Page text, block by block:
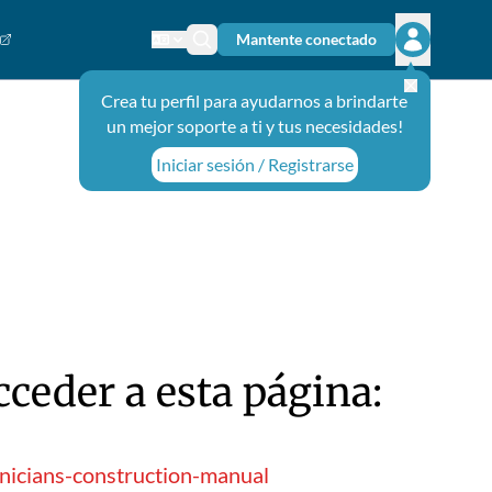
Cambiar el idioma
Ícono de búsqueda
Mantente conectado
Abrir el
Crea tu perfil para ayudarnos a brindarte
un mejor soporte a ti y tus necesidades!
Iniciar sesión / Registrarse
a esta página:
construction-manual